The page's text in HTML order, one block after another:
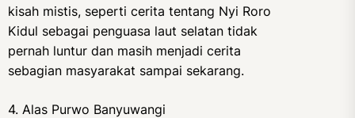
kisah mistis, seperti cerita tentang Nyi Roro
Kidul sebagai penguasa laut selatan tidak
pernah luntur dan masih menjadi cerita
sebagian masyarakat sampai sekarang.
4. Alas Purwo Banyuwangi